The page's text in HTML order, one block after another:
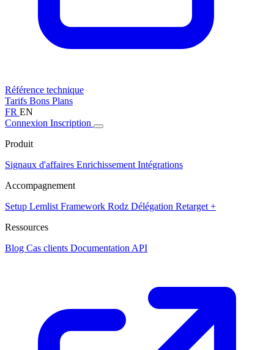
Référence technique
Tarifs Bons Plans
FR EN
Connexion Inscription
Produit
Signaux d'affaires Enrichissement Intégrations
Accompagnement
Setup Lemlist Framework Rodz Délégation Retarget +
Ressources
Blog Cas clients Documentation API